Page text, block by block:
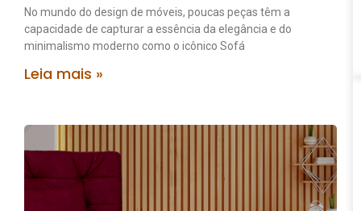
No mundo do design de móveis, poucas peças têm a
capacidade de capturar a essência da elegância e do
minimalismo moderno como o icônico Sofá
Leia mais »